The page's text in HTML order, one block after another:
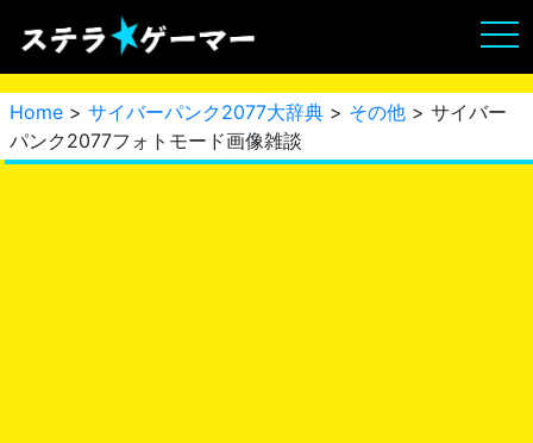
Home > サイバーパンク2077大辞典 > その他 > サイバー
パンク2077フォトモード画像雑談